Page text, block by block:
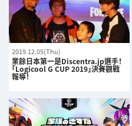
2019.12.05(Thu)
業餘日本第一是Discentra.jp選手！
「Logicool G CUP 2019」決賽觀戰
報導！